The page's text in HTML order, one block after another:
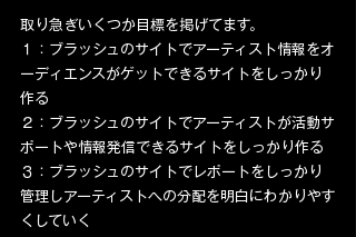
取り急ぎいくつか目標を掲げてます。
１：ブラッシュのサイトでアーティスト情報をオ
ーディエンスがゲットできるサイトをしっかり
作る
２：ブラッシュのサイトでアーティストが活動サ
ポートや情報発信できるサイトをしっかり作る
３：ブラッシュのサイトでレポートをしっかり
管理しアーティストへの分配を明白にわかりやす
くしていく